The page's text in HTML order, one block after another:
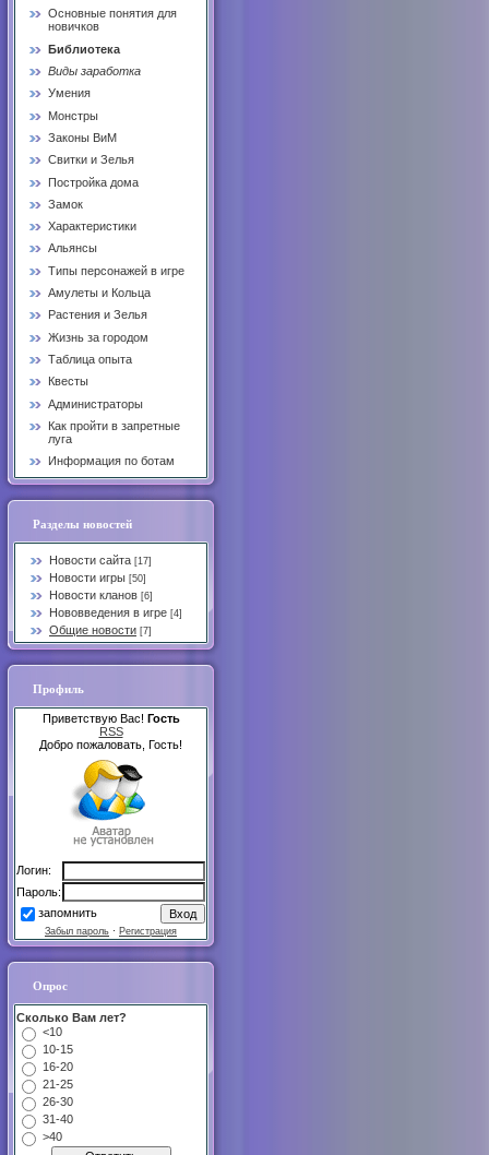
Основные понятия для
новичков
Библиотека
Виды заработка
Умения
Монстры
Законы ВиМ
Свитки и Зелья
Постройка дома
Замок
Характеристики
Альянсы
Типы персонажей в игре
Амулеты и Кольца
Растения и Зелья
Жизнь за городом
Таблица опыта
Квесты
Администраторы
Как пройти в запретные
луга
Информация по ботам
Разделы новостей
Новости сайта [17]
Новости игры [50]
Новости кланов [6]
Нововведения в игре [4]
Общие новости [7]
Профиль
Приветствую Вас! Гость
RSS
Добро пожаловать, Гость!
Логин:
Пароль:
запомнить
Забыл пароль · Регистрация
Опрос
Сколько Вам лет?
<10
10-15
16-20
21-25
26-30
31-40
>40